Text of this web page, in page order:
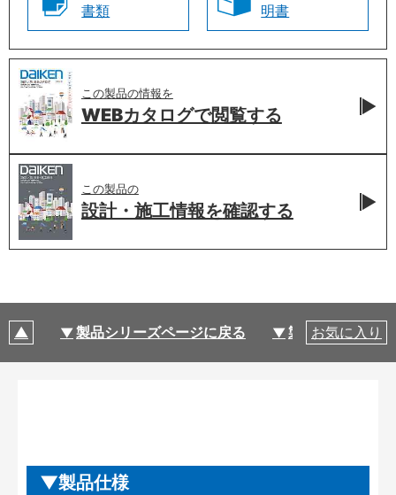
書類
明書
この製品の情報を
WEBカタログで閲覧する
この製品の
設計・施工情報を確認する
製品シリーズページに戻る 製品仕様
お気に入り
製品仕様